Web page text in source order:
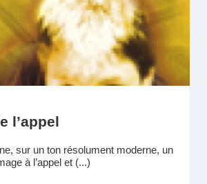
l’appel
sur un ton résolument moderne, un
à l’appel et (...)